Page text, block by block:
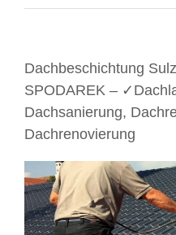
Dachbeschichtung
SPODAREK –
Dachsanierung,
Dachrenovierung